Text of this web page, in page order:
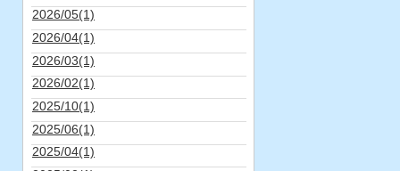
2026/05(1)
2026/04(1)
2026/03(1)
2026/02(1)
2025/10(1)
2025/06(1)
2025/04(1)